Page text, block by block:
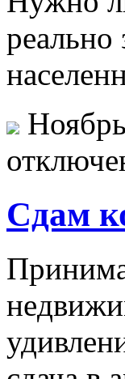
реально
Сдам